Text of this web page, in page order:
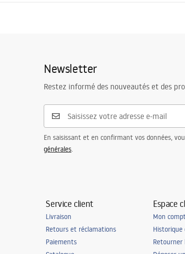
140mm
Plastique, Métal
Rectangulaire
12W
24 mois
lustro_hollywood_80x60.pdf
Newsletter
Restez informé des nouveautés et des
En saisissant et en confirmant vos données,
générales.
Service client
Livraison
Retours et réclamations
Paiements
Espace
Mon
Historique
Retourner